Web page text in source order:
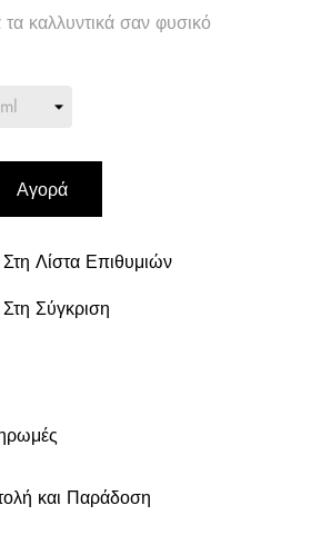
καλλυντικά σαν φυσικό
Αγορά
Λίστα Επιθυμιών
Σύγκριση
και Παράδοση